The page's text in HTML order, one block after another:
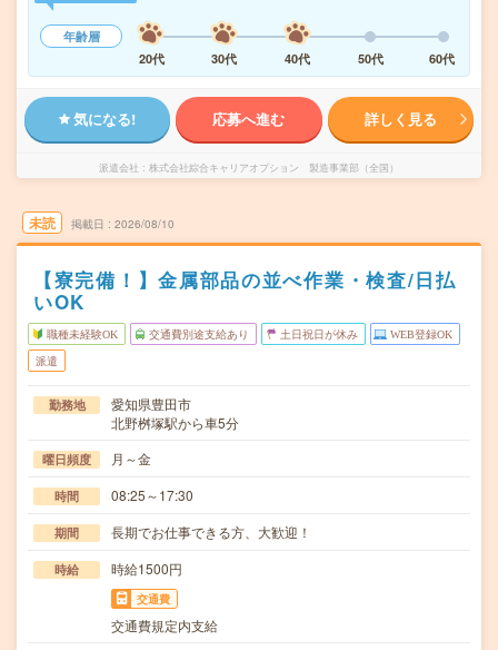
年齢層
20代
30代 40代 50代 60代
気になる! 応募へ進む 詳しく見る
派遣会社 株式会社綜合キャリアオプション 製造事業部（全国）
未読 掲載日 2026/08/10
【寮完備！】金属部品の並べ作業・検査/日払
いOK
職種未経験OK 交通費別途支給あり 土日祝日が休み WEB登録OK
派遣
勤務地
愛知県豊田市
北野桝塚駅から車5分
曜日頻度 月～金
時間 08:25～17:30
期間 長期でお仕事できる方、大歓迎！
時給 時給1500円
交通費
交通費規定内支給